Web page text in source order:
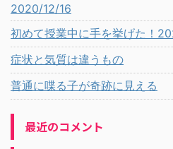
2020/12/16
初めて授業中に手を挙げた！
症状と気質は違うもの
普通に喋る子が奇跡に見える
最近のコメント